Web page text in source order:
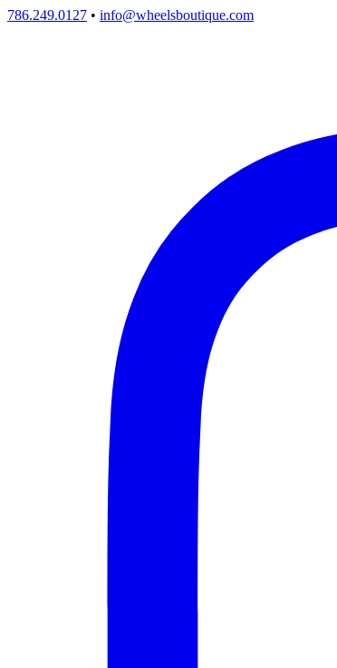
786.249.0127 • info@wheelsboutique.com